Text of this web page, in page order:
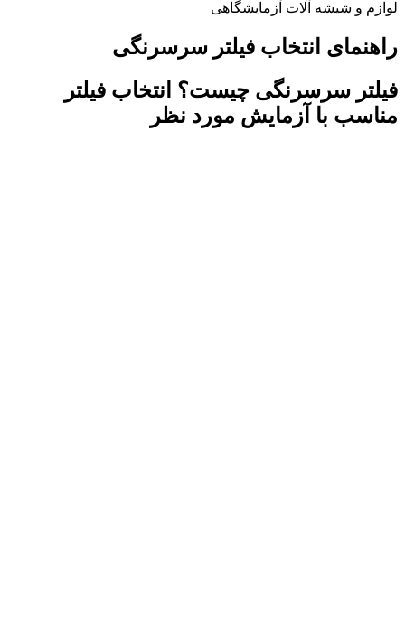
لوازم و شیشه آلات آزمایشگاهی
راهنمای انتخاب فیلتر سرسرنگی
فیلتر سرسرنگی چیست؟ انتخاب فیلتر
مناسب با آزمایش مورد نظر